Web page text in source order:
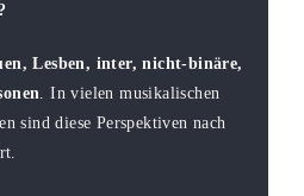
Lesben, inter, nicht-binäre,
. In vielen musikalischen
sind diese Perspektiven nach